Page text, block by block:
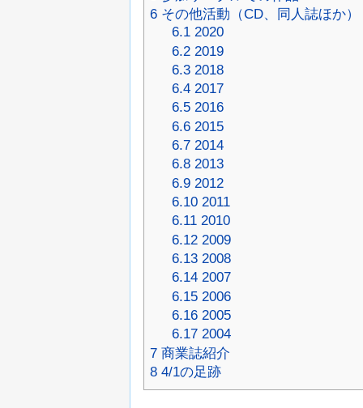
6 その他活動（CD、同人誌ほか）
6.1 2020
6.2 2019
6.3 2018
6.4 2017
6.5 2016
6.6 2015
6.7 2014
6.8 2013
6.9 2012
6.10 2011
6.11 2010
6.12 2009
6.13 2008
6.14 2007
6.15 2006
6.16 2005
6.17 2004
7 商業誌紹介
8 4/1の足跡